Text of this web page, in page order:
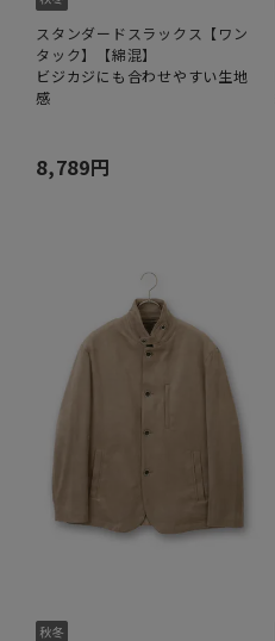
スタンダードスラックス【ワン
タック】【綿混】
ビジカジにも合わせやすい生地
感
8,789円